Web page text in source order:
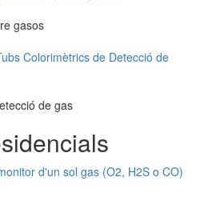
gasos
de gas